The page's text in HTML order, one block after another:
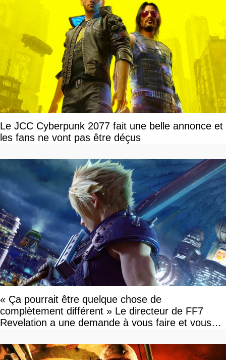
Le JCC Cyberpunk 2077 fait une belle annonce et
les fans ne vont pas être déçus
« Ça pourrait être quelque chose de
complètement différent » Le directeur de FF7
Revelation a une demande à vous faire et vous